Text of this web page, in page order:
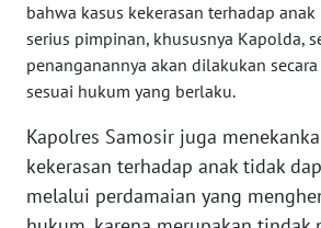
bahwa kasus kekerasan terhadap
serius pimpinan, khususnya Kapolda,
penanganannya akan dilakukan
sesuai hukum yang berlaku.
Kapolres Samosir juga
kekerasan terhadap anak tidak
melalui perdamaian yang
MALUKU
WN
MALUT
WN
DAIRI